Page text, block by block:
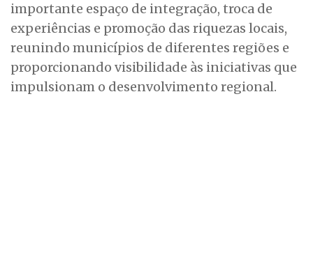
importante espaço de integração, troca de
experiências e promoção das riquezas locais,
reunindo municípios de diferentes regiões e
proporcionando visibilidade às iniciativas que
impulsionam o desenvolvimento regional.